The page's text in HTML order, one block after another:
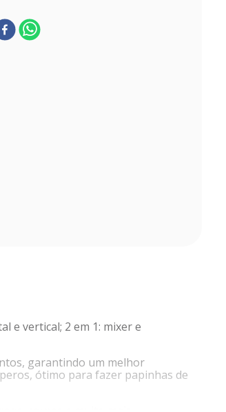
e vertical; 2 em 1: mixer e
garantindo um melhor
ótimo para fazer papinhas de